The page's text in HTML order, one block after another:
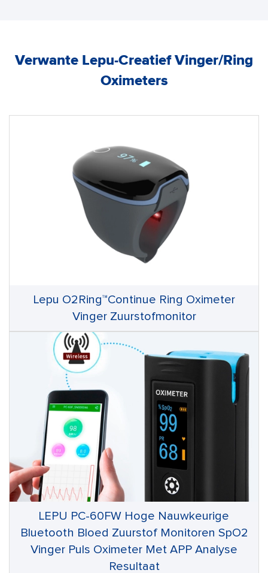
Verwante Lepu-Creatief Vinger/Ring
Oximeters
Lepu O2Ring™Continue Ring Oximeter
Vinger Zuurstofmonitor
LEPU PC-60FW Hoge Nauwkeurige
Bluetooth Bloed Zuurstof Monitoren SpO2
Vinger Puls Oximeter Met APP Analyse
Resultaat